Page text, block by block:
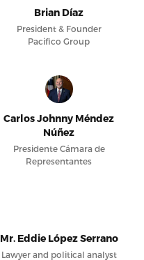
Brian Díaz
President & Founder
Pacifico Group
Carlos Johnny Méndez
Núñez
Presidente Cámara de
Representantes
Mr. Eddie López Serrano
Lawyer and political analyst